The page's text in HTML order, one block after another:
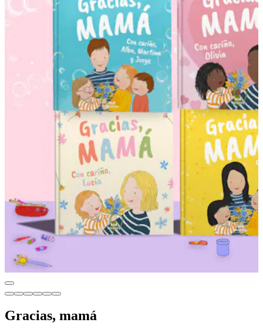
Gracias, mamá